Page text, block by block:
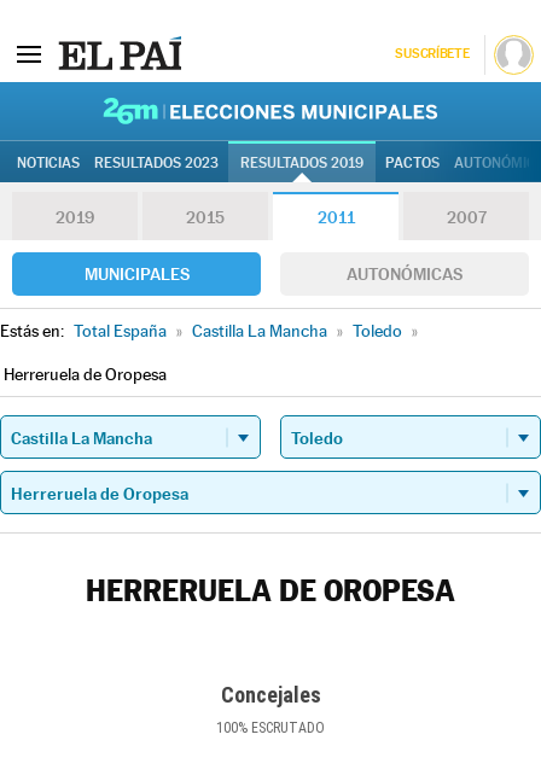
SUSCRÍBETE
NOTICIAS RESULTADOS 2023 RESULTADOS 2019 PACTOS
2019 2015 2011 2007
MUNICIPALES AUTONÓMICAS
Estás en: Total España » Castilla La Mancha » Toledo »
Herreruela de Oropesa
HERRERUELA DE OROPESA
Concejales
100% ESCRUTADO